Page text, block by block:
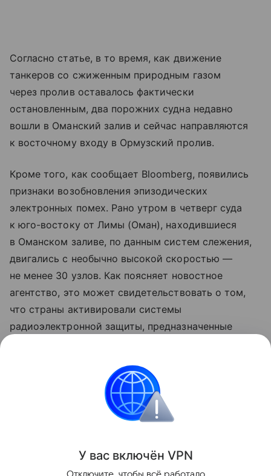
Согласно статье, в то время, как движение
танкеров со сжиженным природным газом
через пролив оставалось фактически
остановленным, два порожних судна недавно
вошли в Оманский залив и сейчас направляются
к восточному входу в Ормузский пролив.
Кроме того, как сообщает Bloomberg, появились
признаки возобновления эпизодических
электронных помех. Рано утром в четверг суда
к юго-востоку от Лимы (Оман), находившиеся
в Оманском заливе, по данным систем слежения,
двигались с необычно высокой скоростью —
не менее 30 узлов. Как поясняет новостное
агентство, это может свидетельствовать о том,
что страны активировали системы
радиоэлектронной защиты, предназначенные
таких систем способна искажать сигналы судовых
транспондеров, что, в свою очередь, влияет
на достоверность данных о местоположении
У вас включён VPN